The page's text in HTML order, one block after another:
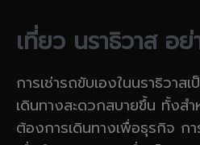
เที่ยว นราธิวาส อ
การเช่ารถขับเองในนราธิวาส
เดินทางสะดวกสบายขึ้น ทั้งส
ต้องการเดินทางเพื่อธุรกิจ ก